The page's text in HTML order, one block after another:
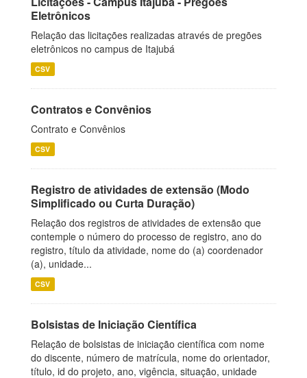
Eletrônicos
Relação das licitações realizadas através de pregões
eletrônicos no campus de Itajubá
CSV
Contratos e Convênios
Contrato e Convênios
CSV
Registro de atividades de extensão (Modo
Simplificado ou Curta Duração)
Relação dos registros de atividades de extensão que
contemple o número do processo de registro, ano do
registro, título da atividade, nome do (a) coordenador
(a), unidade...
CSV
Bolsistas de Iniciação Científica
Relação de bolsistas de iniciação científica com nome
do discente, número de matrícula, nome do orientador,
título, id do projeto, ano, vigência, situação, unidade